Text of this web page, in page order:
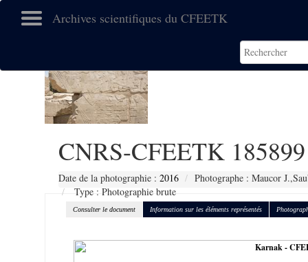
Archives scientifiques du CFEETK
CNRS-CFEETK 185899
Date de la photographie : 2016
Photographe : Maucor
Type : Photographie brute
Consulter le document Information sur les éléments représentés